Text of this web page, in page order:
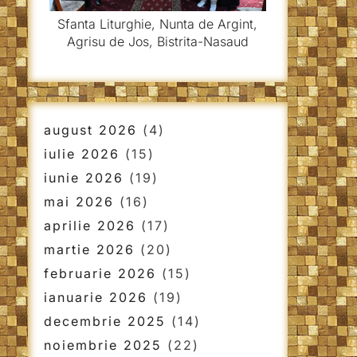
Sfanta Liturghie, Nunta de Argint,
Agrisu de Jos, Bistrita-Nasaud
august 2026 (4)
iulie 2026 (15)
iunie 2026 (19)
mai 2026 (16)
aprilie 2026 (17)
martie 2026 (20)
februarie 2026 (15)
ianuarie 2026 (19)
decembrie 2025 (14)
noiembrie 2025 (22)